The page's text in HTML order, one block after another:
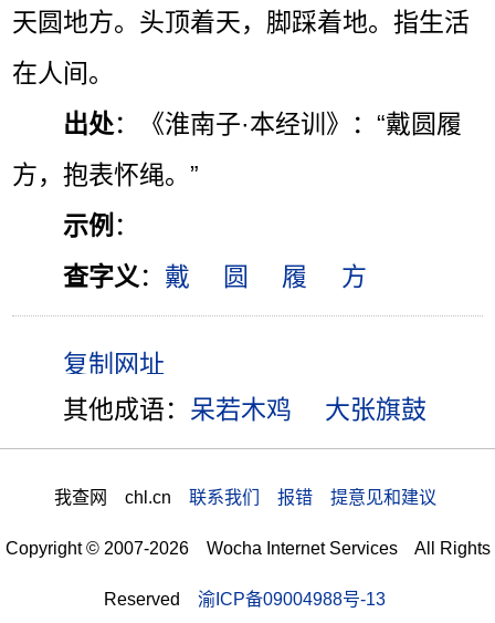
天圆地方。头顶着天，脚踩着地。指生活
在人间。
出处：《淮南子·本经训》：“戴圆履
方，抱表怀绳。”
示例 ：
查字义 ： 戴 圆 履 方
其他成语： 呆若木鸡 大张旗鼓
我查网 chl.cn 联系我们 报错 提意见和建议
Copyright © 2007-2026 Wocha Internet Services All Rights
Reserved 渝ICP备09004988号-13